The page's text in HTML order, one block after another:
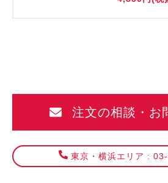
注文の相談・お
東京・横浜エリア :